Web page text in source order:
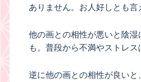
ありません。お人好しとも言
他の画との相性が悪いと陰湿
も。普段から不満やストレス
逆に他の画との相性が良い